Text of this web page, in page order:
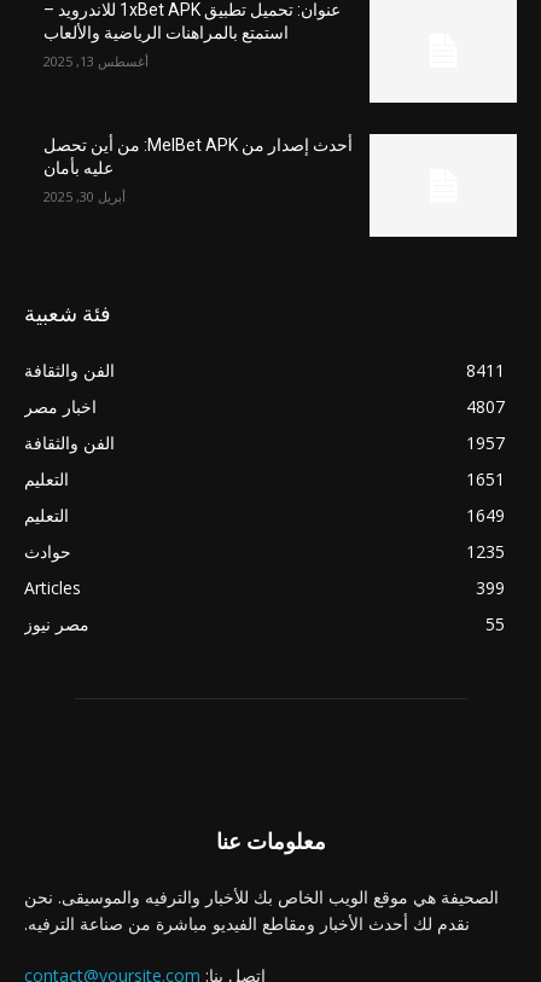
عنوان: تحميل تطبيق 1xBet APK للاندرويد –
استمتع بالمراهنات الرياضية والألعاب
أغسطس 13, 2025
أحدث إصدار من MelBet APK: من أين تحصل
عليه بأمان
أبريل 30, 2025
فئة شعبية
الفن والثقافة
8411
اخبار مصر
4807
الفن والثقافة
1957
التعليم
1651
التعليم
1649
حوادث
1235
Articles
399
مصر نيوز
55
معلومات عنا
الصحيفة هي موقع الويب الخاص بك للأخبار والترفيه والموسيقى. نحن
نقدم لك أحدث الأخبار ومقاطع الفيديو مباشرة من صناعة الترفيه.
اتصل بنا: contact@yoursite.com